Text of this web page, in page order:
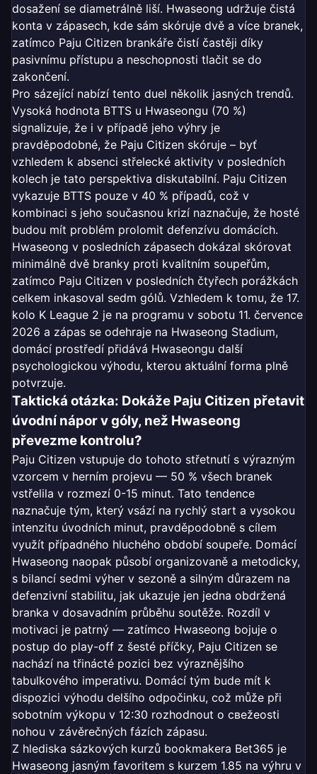
dosažení se diametrálně liší. Hwaseong udržuje čistá
konta v zápasech, kde sám skóruje dvě a více branek,
zatímco Paju Citizen brankáře čistí častěji díky
pasivnímu přístupu a neschopnosti tlačit se do
zakončení.
Pro sázející nabízí tento duel několik jasných trendů.
Vysoká hodnota BTTS u Hwaseongu (70 %)
signalizuje, že i v případě jeho výhry je
pravděpodobné, že Paju Citizen skóruje – byť
vzhledem k absenci střelecké aktivity v posledních
kolech je tato perspektiva diskutabilní. Paju Citizen
vykazuje BTTS pouze v 40 % případů, což v
kombinaci s jeho současnou krizí naznačuje, že hosté
budou mít problém prolomit defenzívu domácích.
Hwaseong v posledních zápasech dokázal skórovat
minimálně dvě branky proti kvalitním soupeřům,
zatímco Paju Citizen v posledních čtyřech porážkách
celkem inkasoval sedm gólů. Vzhledem k tomu, že 17.
kolo K League 2 je na programu v sobotu 11. července
2026 a zápas se odehraje na Hwaseong Stadium,
domácí prostředí přidává Hwaseongu další
psychologickou výhodu, kterou aktuální forma plně
potvrzuje.
Taktická otázka: Dokáže Paju Citizen přetavit
úvodní nápor v góly, než Hwaseong
převezme kontrolu?
Paju Citizen vstupuje do tohoto střetnutí s výrazným
vzorcem v herním projevu — 50 % všech branek
vstřelila v rozmezí 0-15 minut. Tato tendence
naznačuje tým, který vsází na rychlý start a vysokou
intenzitu úvodních minut, pravděpodobně s cílem
využít případného hluchého období soupeře. Domácí
Hwaseong naopak působí organizovaně a metodicky,
s bilancí sedmi výher v sezoně a silným důrazem na
defenzivní stabilitu, jak ukazuje jen jedna obdržená
branka v dosavadním průběhu soutěže. Rozdíl v
motivaci je patrný — zatímco Hwaseong bojuje o
postup do play-off z šesté příčky, Paju Citizen se
nachází na třinácté pozici bez výraznějšího
tabulkového imperativu. Domácí tým bude mít k
dispozici výhodu delšího odpočinku, což může při
sobotním výkopu v 12:30 rozhodnout o свеžeosti
nohou v závěrečných fázích zápasu.
Z hlediska sázkových kurzů bookmakera Bet365 je
Hwaseong jasným favoritem s kurzem 1.85 na výhru v